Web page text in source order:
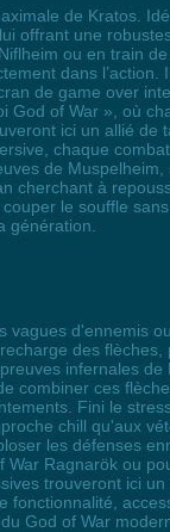
de Kratos.
offrant une
ou en train
dans l’action.
de game over
God of War », où
ici un allié de
chaque
de
cherchant à
le souffle
génération.
vagues d'ennemis
des flèches,
infernales de
combiner ces
Fini le
chill qu'aux
les défenses
Ragnarök ou
trouveront ici
fonctionnalité,
God of War